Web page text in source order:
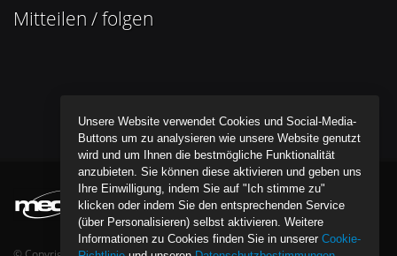
Mitteilen / folgen
Unsere Website verwendet Cookies und Social-Media-
Buttons um zu analysieren wie unsere Website genutzt
wird und um Ihnen die bestmögliche Funktionalität
anzubieten. Sie können diese aktivieren und geben uns
Ihre Einwilligung, indem Sie auf "Ich stimme zu"
klicken oder indem Sie den entsprechenden Service
(über Personalisieren) selbst aktivieren. Weitere
Informationen zu Cookies finden Sie in unserer Cookie-